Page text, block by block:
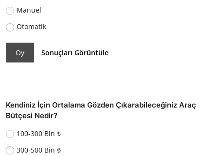
Manuel
Otomatik
Oy Sonuçları Görüntüle
Kendiniz İçin Ortalama Gözden Çıkarabileceğiniz Araç
Bütçesi Nedir?
100-300 Bin ₺
300-500 Bin ₺